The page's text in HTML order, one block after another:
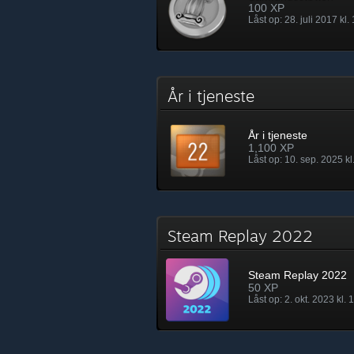
100 XP
Låst op: 28. juli 2017 kl.
År i tjeneste
År i tjeneste
1,100 XP
Låst op: 10. sep. 2025
Steam Replay 2022
Steam Replay 2022
50 XP
Låst op: 2. okt. 2023 kl.